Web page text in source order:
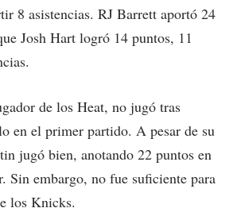
8 asistencias. RJ Barrett aportó 24
Josh Hart logró 14 puntos, 11
de los Heat, no jugó tras
en el primer partido. A pesar de su
jugó bien, anotando 22 puntos en
Sin embargo, no fue suficiente para
los Knicks.